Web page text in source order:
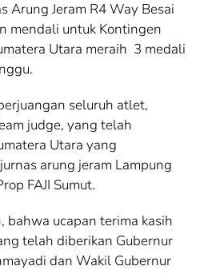
Arung Jeram R4 Way Besai
mendali untuk Kontingen
Utara meraih 3 medali
seluruh atlet,
judge, yang telah
Utara yang
arung jeram Lampung
FAJI Sumut.
bahwa ucapan terima kasih
telah diberikan Gubernur
dan Wakil Gubernur